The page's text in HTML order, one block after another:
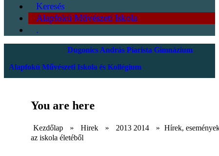
Keresés
Alapfokú Művészeti Iskola
.
Dugonics András Piarista Gimnázium
Alapfokú Művészeti Iskola és Kollégium
You are here
Kezdőlap » Hirek » 2013 2014 » Hírek,
az iskola életéből